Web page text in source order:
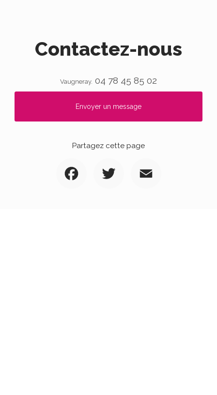
Contactez-nous
Vaugneray. 04 78 45 85 02
Envoyer un message
Partagez cette page